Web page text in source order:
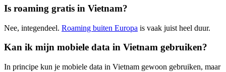
Is roaming gratis in Vietnam?
Nee, integendeel. Roaming buiten Europa is vaak juist heel duur.
Kan ik mijn mobiele data in Vietnam gebruiken?
In principe kun je mobiele data in Vietnam gewoon gebruiken, maar